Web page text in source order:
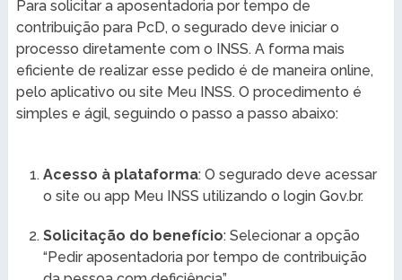
Para solicitar a aposentadoria por tempo de
contribuição para PcD, o segurado deve iniciar o
processo diretamente com o INSS. A forma mais
eficiente de realizar esse pedido é de maneira online,
pelo aplicativo ou site Meu INSS. O procedimento é
simples e ágil, seguindo o passo a passo abaixo:
Acesso à plataforma: O segurado deve acessar
o site ou app Meu INSS utilizando o login Gov.br.
Solicitação do benefício: Selecionar a opção
“Pedir aposentadoria por tempo de contribuição